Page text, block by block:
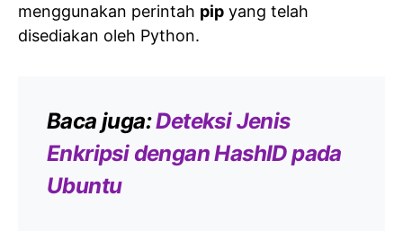
menggunakan perintah pip yang telah
disediakan oleh Python.
Baca juga:Deteksi Jenis
Enkripsi dengan HashID pada
Ubuntu